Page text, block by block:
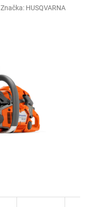
Značka: HUSQVARNA